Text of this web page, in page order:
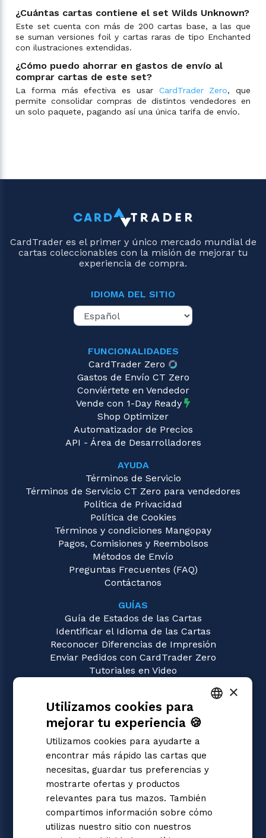
¿Cuántas cartas contiene el set Wilds Unknown?
Este set cuenta con más de 200 cartas base, a las que
se suman versiones foil y cartas raras de tipo Enchanted
con ilustraciones extendidas.
¿Cómo puedo ahorrar en gastos de envío al
comprar cartas de este set?
La forma más efectiva es usar CardTrader Zero, que
permite consolidar compras de distintos vendedores en
un solo paquete, pagando así una única tarifa de envío.
CardTrader es el primer y único mercado mundial de
cartas coleccionables con la misión de mejorar tu
experiencia de compra.
IDIOMA DEL SITIO
FUNCIONALIDADES
CardTrader Zero
Gastos de Envío CT Zero
Conviértete en Vendedor
Vende con 1-Day Ready
Shop Optimizer
Automatizador de Precios
API - Área de Desarrolladores
AYUDA
Términos de Servicio
Términos de Servicio CT Zero para vendedores
Política de Privacidad
Política de Cookies
Términos y condiciones Mangopay
Pagos, Comisiones y Reembolsos
Métodos de Envío
Preguntas Frecuentes (FAQ)
Contáctanos
GUÍAS
Guía de Estados de las Cartas
Identificar el Idioma de las Cartas
Reconocer Diferencias de Impresión
Enviar Pedidos con CardTrader Zero
Tutoriales en Video
Disney Lorcana
Magic: the Gathering
Pokémon
Yu-Gi-Oh!
Flesh and Blood
Digimon
One Piece
Dragon Ball Super
Cardfight!! Vanguard
Star Wars Unlimited
ITALIAN
×
Utilizamos cookies para
mejorar tu experiencia 🍪
Utilizamos cookies para ayudarte a
encontrar más rápido las cartas que
necesitas, guardar tus preferencias y
mostrarte ofertas y productos
relevantes para tus mazos. También
compartimos información sobre cómo
utilizas nuestro sitio con nuestros